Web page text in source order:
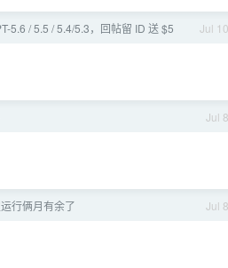
Jul 10
5.6 / 5.5 / 5.4/5.3，回帖留 ID 送 $5
Jul 8
Jul 8
行俩月有余了